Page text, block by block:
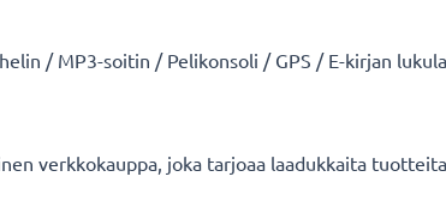
/ MP3-soitin / Pelikonsoli / GPS / E-kirjan
verkkokauppa, joka tarjoaa laadukkaita